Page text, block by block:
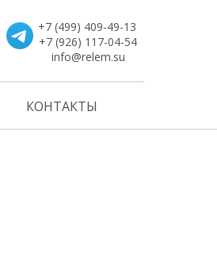
info@relem.su
+7 (499) 409-49-13
+7 (926) 117-04-54
КОНТАКТЫ